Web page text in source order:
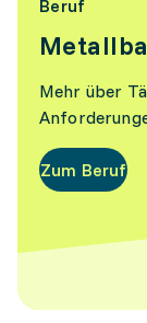
Beruf
Mehr über
Zum Beruf